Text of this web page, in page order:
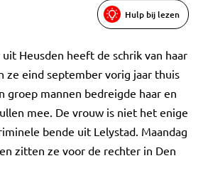
Hulp bij lezen
Heusden heeft de schrik van haar
ze eind september vorig jaar thuis
groep mannen bedreigde haar en
mee. De vrouw is niet het enige
bende uit Lelystad. Maandag
zitten ze voor de rechter in Den